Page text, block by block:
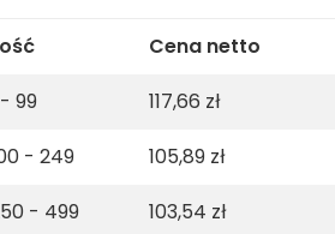
Cena netto
- 99
117,66 zł
- 249
105,89 zł
- 499
103,54 zł